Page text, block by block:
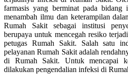
farmasis yang berminat pada bidang
menambah ilmu dan keterampilan
Rumah Sakit sebagai institusi
berupaya untuk mencegah resiko
petugas Rumah Sakit. Salah satu
pelayanan Rumah Sakit adalah
di Rumah Sakit. Untuk mencapai
dilakukan pengendalian infeksi di